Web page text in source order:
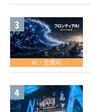
3
AI・生成AI
4